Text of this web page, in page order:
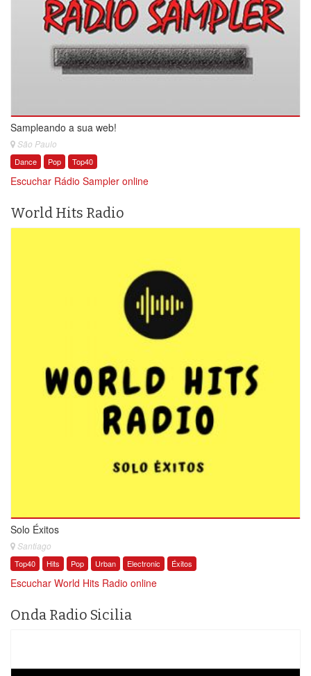
Sampleando a sua web!
São Paulo
Dance Pop Top40
Escuchar Rádio Sampler online
World Hits Radio
Solo Éxitos
Santiago
Top40 Hits Pop Urban Electronic Éxitos
Escuchar World Hits Radio online
Onda Radio Sicilia